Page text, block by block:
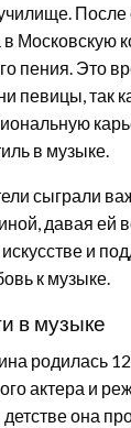
После
в Московскую
пения. Это
певицы, так
в музыке.
сыграли
давая ей
и
к музыке.
в музыке
родилась
актера и
она